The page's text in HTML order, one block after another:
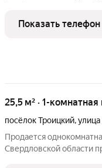
центре города Талица по ул.
изолированные комнаты,
Показать телефон
25,5 м² · 1-
посёлок Троицкий,
Продается
Свердловской области практичное и выгодное решение для